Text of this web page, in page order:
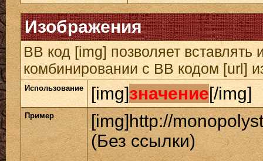
Изображения
BB код [img] позволяет
комбинировании с BB кодом [url]
Использование [img]значение[/img]
Пример
[img]http://
(Без ссылки)